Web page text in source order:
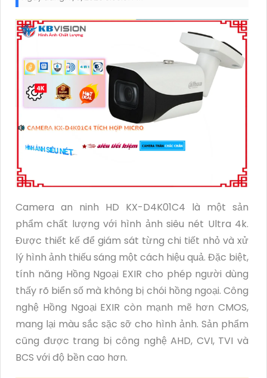
Camera an ninh HD KX-D4K01C4 là một sản
phẩm chất lượng với hình ảnh siêu nét Ultra 4k.
Được thiết kế để giám sát từng chi tiết nhỏ và xử
lý hình ảnh thiếu sáng một cách hiệu quả. Đặc biệt,
tính năng Hồng Ngoại EXIR cho phép người dùng
thấy rõ biển số mà không bị chói hồng ngoại. Công
nghệ Hồng Ngoại EXIR còn mạnh mẽ hơn CMOS,
mang lại màu sắc sặc sỡ cho hình ảnh. Sản phẩm
cũng được trang bị công nghệ AHD, CVI, TVI và
BCS với độ bền cao hơn.